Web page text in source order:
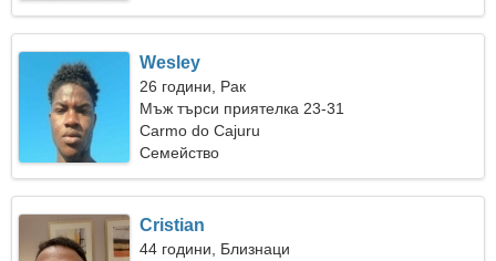
Wesley
26 години, Рак
Мъж търси приятелка 23-31
Carmo do Cajuru
Семейство
Cristian
44 години, Близнаци